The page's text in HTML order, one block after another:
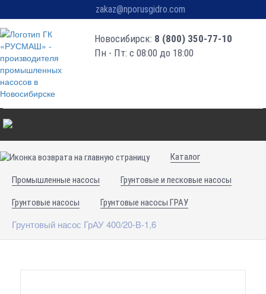
zakaz@nporusgidro.com
Новосибирск: 8 (800) 350-77-10
Пн - Пт: с 08:00 до 18:00
Каталог
Промышленные насосы Грунтовые и песковые насосы
Грунтовые насосы Грунтовые насосы ГРАУ
Грунтовый насос ГрАУ 400/20-В-1,6